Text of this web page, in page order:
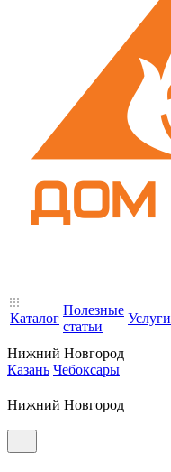
Каталог
Полезные
статьи
Услуги
Нижний Новгород
Казань Чебоксары
Нижний Новгород